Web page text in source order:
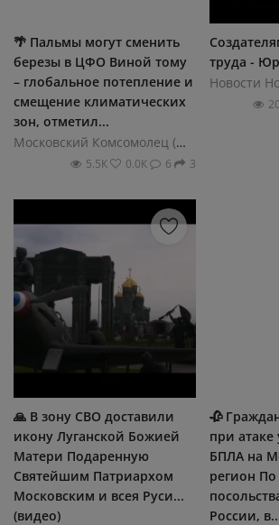
🌴 Пальмы могут сменить
березы в ЦФО Виной тому
– глобальное потепление и
смещение климатических
зон, отметил...
Московский Комсомолец (МК)
5.5К 0.0К 6 3
труда -
Новости
🙏 В зону СВО доставили
икону Луганской Божией
Матери Подаренную
Святейшим Патриархом
Московским и всея Руси...
(видео)
🥀
при атаке
БПЛА на
регион
России,